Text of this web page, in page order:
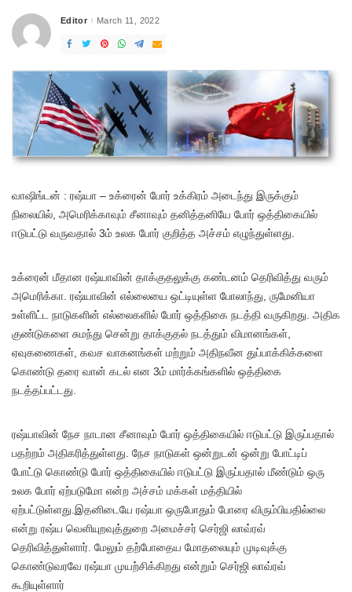
Posted
Editor March 11, 2022
வாஷிங்டன் : ரஷ்யா – உக்ரைன் போர் உக்கிரம் அடைந்து இருக்கும்
நிலையில், அமெரிக்காவும் சீனாவும் தனித்தனியே போர் ஒத்திகையில்
ஈடுபட்டு வருவதால் 3ம் உலக போர் குறித்த அச்சம் எழுந்துள்ளது.
உக்ரைன் மீதான ரஷ்யாவின் தாக்குதலுக்கு கண்டனம் தெரிவித்து வரும்
அமெரிக்கா. ரஷ்யாவின் எல்லையை ஒட்டியுள்ள போலாந்து, ருமேனியா
உள்ளிட்ட நாடுகளின் எல்லைகளில் போர் ஒத்திகை நடத்தி வருகிறது. அதிக
குண்டுகளை சுமந்து சென்று தாக்குதல் நடத்தும் விமானங்கள்,
ஏவுகணைகள், கவச வாகனங்கள் மற்றும் அதிநவீன துப்பாக்கிக்களை
கொண்டு தரை வான் கடல் என 3ம் மார்க்கங்களில் ஒத்திகை
நடத்தப்பட்டது.
ரஷ்யாவின் நேச நாடான சீனாவும் போர் ஒத்திகையில் ஈடுபட்டு இருப்பதால்
பதற்றம் அதிகரித்துள்ளது. நேச நாடுகள் ஒன்றுடன் ஒன்று போட்டிப்
போட்டு கொண்டு போர் ஒத்திகையில் ஈடுபட்டு இருப்பதால் மீண்டும் ஒரு
உலக போர் ஏற்படுமோ என்ற அச்சம் மக்கள் மத்தியில்
ஏற்பட்டுள்ளது.இதனிடையே ரஷ்யா ஒருபோதும் போரை விரும்பியதில்லை
என்று ரஷ்ய வெளியுறவுத்துறை அமைச்சர் செர்ஜி லாவ்ரவ்
தெரிவித்துள்ளார். மேலும் தற்போதைய மோதலையும் முடிவுக்கு
கொண்டுவரவே ரஷ்யா முயற்சிக்கிறது என்றும் செர்ஜி லாவ்ரவ்
கூறியுள்ளார்